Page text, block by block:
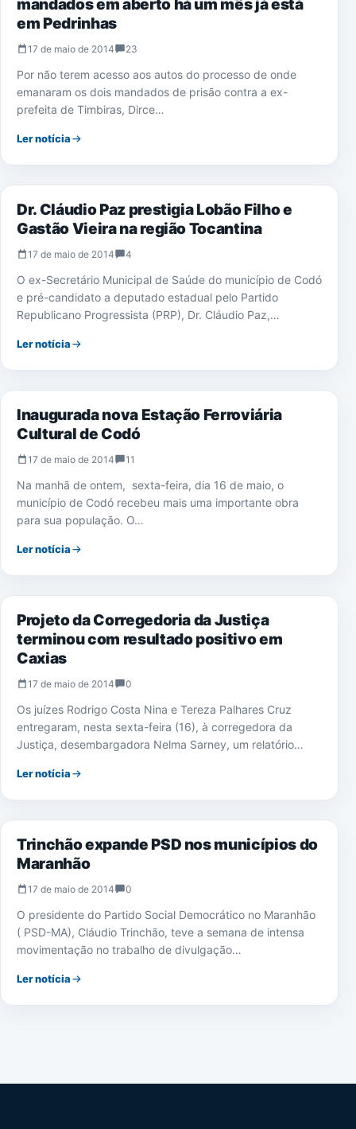
mandados em aberto há um mês já está
em Pedrinhas
17 de maio de 2014 23
Por não terem acesso aos autos do processo de onde
emanaram os dois mandados de prisão contra a ex-
prefeita de Timbiras, Dirce…
Ler notícia
ELEIÇÕES 2014
Dr. Cláudio Paz prestigia Lobão Filho e
Gastão Vieira na região Tocantina
17 de maio de 2014 4
O ex-Secretário Municipal de Saúde do município de Codó
e pré-candidato a deputado estadual pelo Partido
Republicano Progressista (PRP), Dr. Cláudio Paz,…
Ler notícia
NOTÍCIAS
Inaugurada nova Estação Ferroviária
Cultural de Codó
17 de maio de 2014 11
Na manhã de ontem, sexta-feira, dia 16 de maio, o
município de Codó recebeu mais uma importante obra
para sua população. O…
Ler notícia
JURÍDICO
Projeto da Corregedoria da Justiça
terminou com resultado positivo em
Caxias
17 de maio de 2014 0
Os juízes Rodrigo Costa Nina e Tereza Palhares Cruz
entregaram, nesta sexta-feira (16), à corregedora da
Justiça, desembargadora Nelma Sarney, um relatório…
Ler notícia
ELEIÇÕES 2014
Trinchão expande PSD nos municípios do
Maranhão
17 de maio de 2014 0
O presidente do Partido Social Democrático no Maranhão
( PSD-MA), Cláudio Trinchão, teve a semana de intensa
movimentação no trabalho de divulgação…
Ler notícia